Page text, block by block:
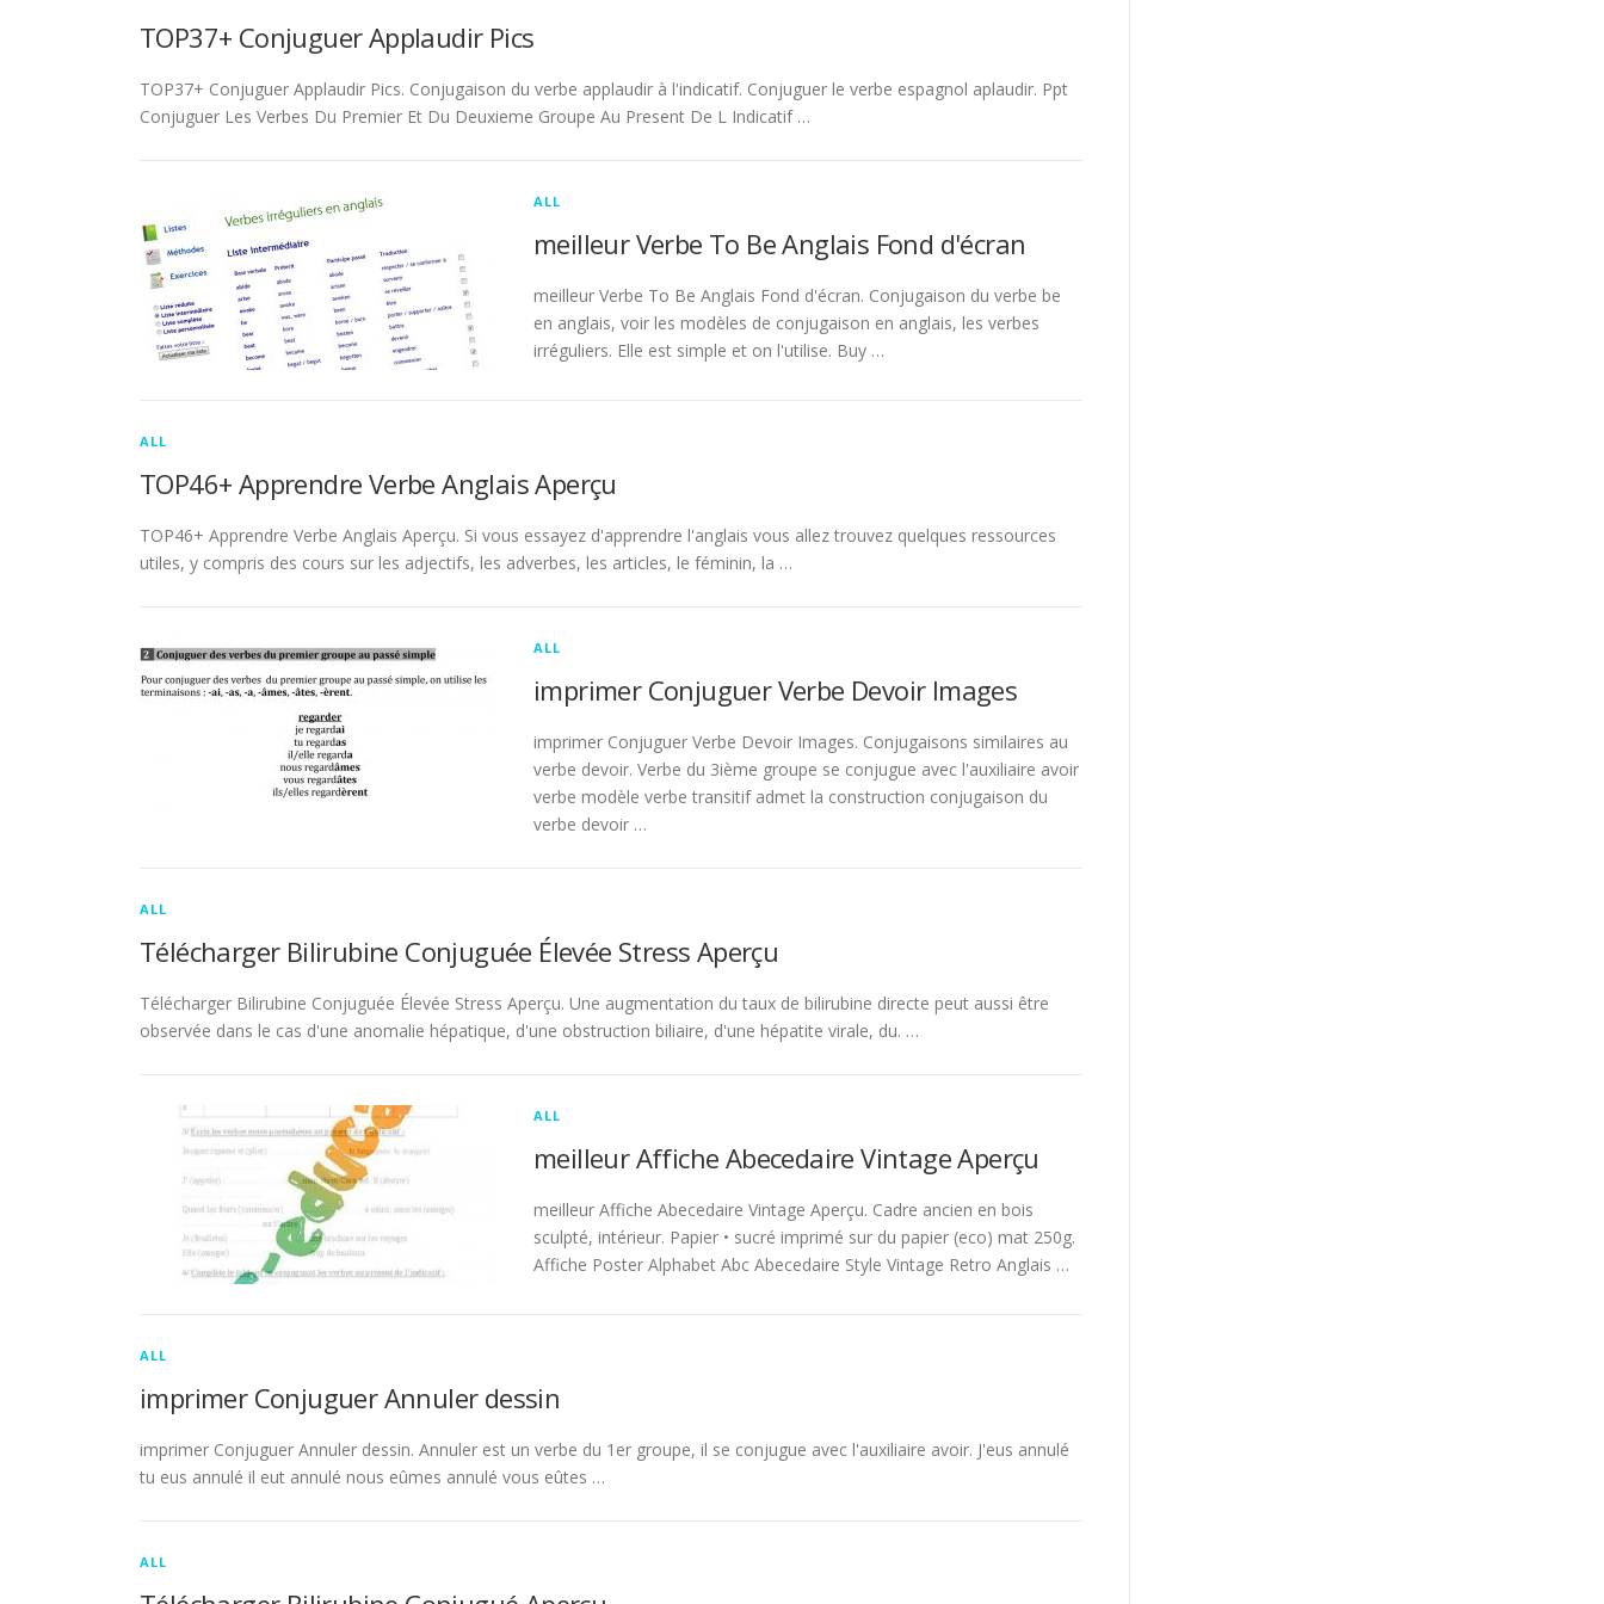
TOP37+ Conjuguer Applaudir Pics
TOP37+ Conjuguer Applaudir Pics. Conjugaison du verbe applaudir à l'indicatif. Conjuguer le verbe espagnol aplaudir. Ppt
Conjuguer Les Verbes Du Premier Et Du Deuxieme Groupe Au Present De L Indicatif …
ALL
meilleur Verbe To Be Anglais Fond d'écran
meilleur Verbe To Be Anglais Fond d'écran. Conjugaison du verbe be
en anglais, voir les modèles de conjugaison en anglais, les verbes
irréguliers. Elle est simple et on l'utilise. Buy …
ALL
TOP46+ Apprendre Verbe Anglais Aperçu
TOP46+ Apprendre Verbe Anglais Aperçu. Si vous essayez d'apprendre l'anglais vous allez trouvez quelques ressources
utiles, y compris des cours sur les adjectifs, les adverbes, les articles, le féminin, la …
ALL
imprimer Conjuguer Verbe Devoir Images
imprimer Conjuguer Verbe Devoir Images. Conjugaisons similaires au
verbe devoir. Verbe du 3ième groupe se conjugue avec l'auxiliaire avoir
verbe modèle verbe transitif admet la construction conjugaison du
verbe devoir …
ALL
Télécharger Bilirubine Conjuguée Élevée Stress Aperçu
Télécharger Bilirubine Conjuguée Élevée Stress Aperçu. Une augmentation du taux de bilirubine directe peut aussi être
observée dans le cas d'une anomalie hépatique, d'une obstruction biliaire, d'une hépatite virale, du. …
ALL
meilleur Affiche Abecedaire Vintage Aperçu
meilleur Affiche Abecedaire Vintage Aperçu. Cadre ancien en bois
sculpté, intérieur. Papier • sucré imprimé sur du papier (eco) mat 250g.
Affiche Poster Alphabet Abc Abecedaire Style Vintage Retro Anglais …
ALL
imprimer Conjuguer Annuler dessin
imprimer Conjuguer Annuler dessin. Annuler est un verbe du 1er groupe, il se conjugue avec l'auxiliaire avoir. J'eus annulé
tu eus annulé il eut annulé nous eûmes annulé vous eûtes …
ALL